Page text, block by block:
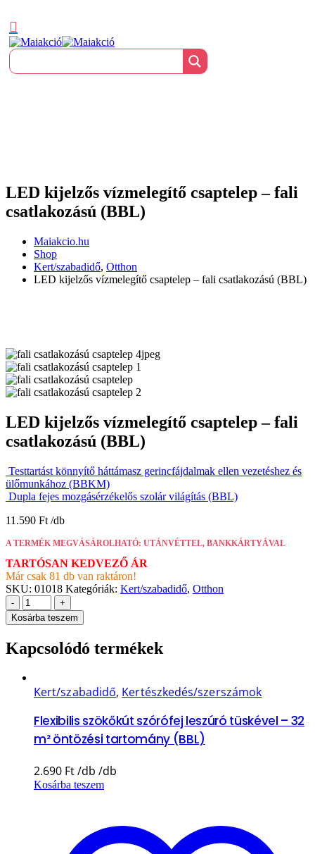
LED kijelzős vízmelegítő csaptelep – fali
csatlakozású (BBL)
Maiakcio.hu
Shop
Kert/szabadidő, Otthon
LED kijelzős vízmelegítő csaptelep – fali csatlakozású (BBL)
LED kijelzős vízmelegítő csaptelep – fali
csatlakozású (BBL)
Testtartást könnyítő háttámasz gerincfájdalmak ellen vezetéshez és
ülőmunkához (BBKM)
Dupla fejes mozgásérzékelős szolár világítás (BBL)
11.590 Ft
A TERMÉK MEGVÁSÁROLHATÓ: UTÁNVÉTTEL, BANKKÁRTYÁVAL
TARTÓSAN KEDVEZŐ ÁR
Már csak 81 db van raktáron!
SKU: 01018 Kategóriák: Kert/szabadidő, Otthon
-
+
Kosárba teszem
Kapcsolódó termékek
Kert/szabadidő, Kertészkedés/szerszámok
Flexibilis szökőkút szórófej leszúró tüskével – 32
m² öntözési tartomány (BBL)
2.690 Ft
Kosárba teszem